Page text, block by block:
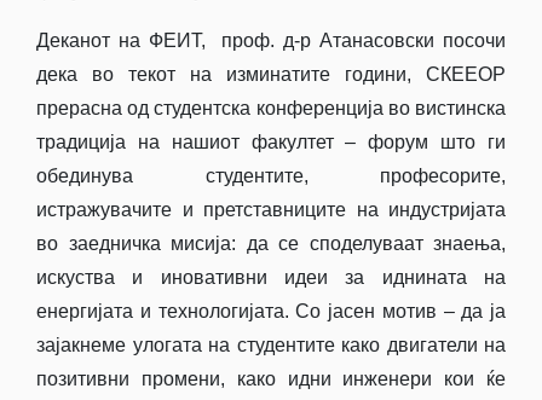
Деканот на ФЕИТ, проф. д-р Атанасовски посочи
дека во текот на изминатите години, СКЕЕОР
прерасна од студентска конференција во вистинска
традиција на нашиот факултет – форум што ги
обединува студентите, професорите,
истражувачите и претставниците на индустријата
во заедничка мисија: да се споделуваат знаења,
искуства и иновативни идеи за иднината на
енергијата и технологијата. Со јасен мотив – да ја
зајакнеме улогата на студентите како двигатели на
позитивни промени, како идни инженери кои ќе